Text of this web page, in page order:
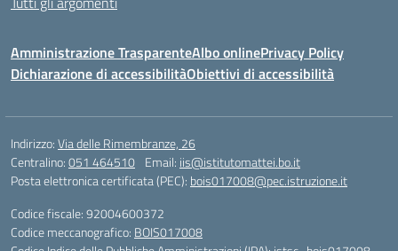
Amministrazione TrasparenteAlbo onlinePrivacy Policy
Dichiarazione di accessibilitàObiettivi di accessibilità
Indirizzo:Via delle Rimembranze, 26
Centralino:051 464510 Email: iis@istitutomattei.bo.it
Posta elettronica certificata (PEC): bois017008@pec.istruzione.it
Codice fiscale: 92004600372
Codice meccanografico: BOIS017008